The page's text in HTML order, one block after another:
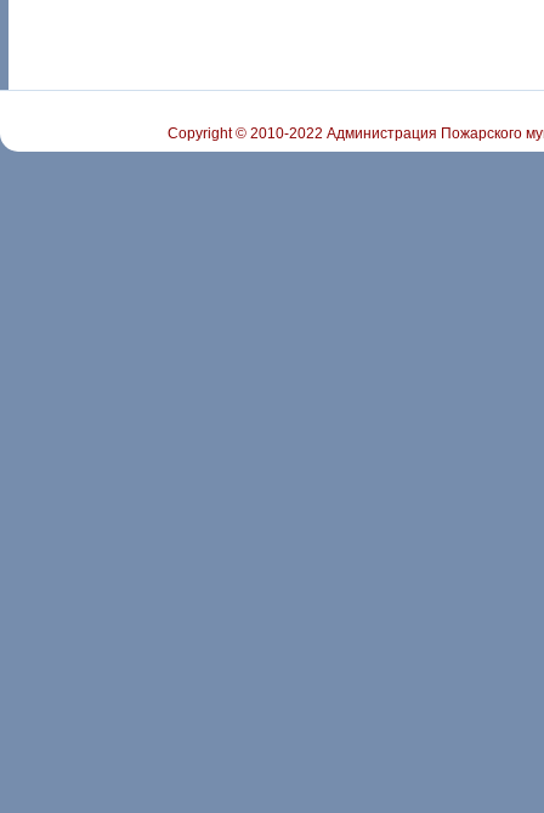
Copyright © 2010-2022 Администрация Пожарского